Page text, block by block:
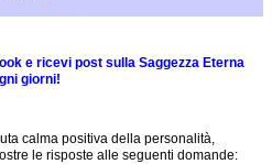
e ricevi post sulla Saggezza Eterna
giorni!
calma positiva della personalità,
le risposte alle seguenti domande: